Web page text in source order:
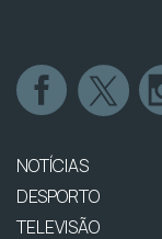
NOTÍCIAS
DESPORTO
TELEVISÃO